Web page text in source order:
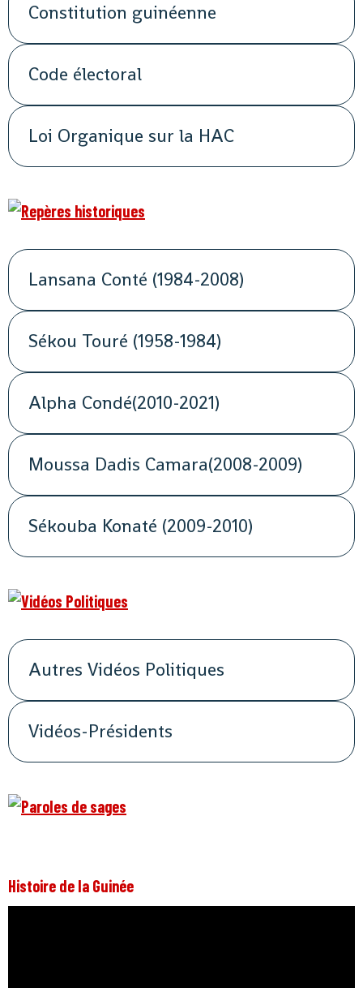
Constitution guinéenne
Code électoral
Loi Organique sur la HAC
Lansana Conté (1984-2008)
Sékou Touré (1958-1984)
Alpha Condé(2010-2021)
Moussa Dadis Camara(2008-2009)
Sékouba Konaté (2009-2010)
Autres Vidéos Politiques
Vidéos-Présidents
Histoire de la Guinée